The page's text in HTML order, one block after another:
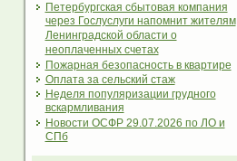
Петербургская сбытовая компания
через Гослуслуги напомнит жителям
Ленинградской области о
неоплаченных счетах
Пожарная безопасность в квартире
Оплата за сельский стаж
Неделя популяризации грудного
вскармливания
Новости ОСФР 29.07.2026 по ЛО и
СПб